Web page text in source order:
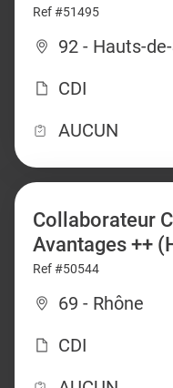
Ref #51495
92 - Hauts-
CDI
AUCUN
Collaborateur
Avantages ++
Ref #50544
69 - Rhône
CDI